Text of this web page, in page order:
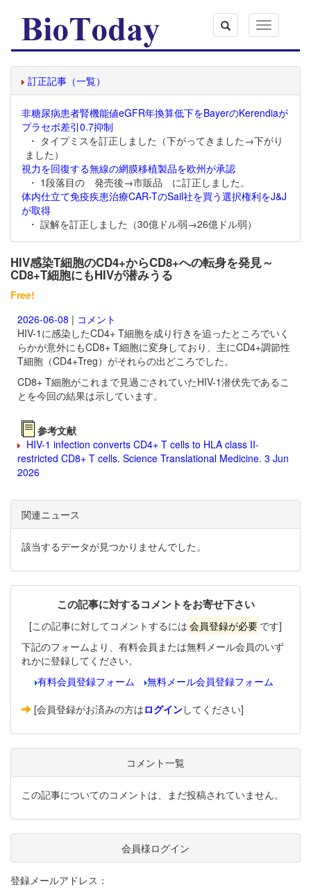
Toggle
navigation
訂正記事（一覧）
非糖尿病患者腎機能値eGFR年換算低下をBayerのKerendiaが
プラセボ差引0.7抑制
・ タイプミスを訂正しました（下がってきました→下がり
ました）
視力を回復する無線の網膜移植製品を欧州が承認
・ 1段落目の 発売後→市販品 に訂正しました。
体内仕立て免疫疾患治療CAR-TのSail社を買う選択権利をJ&J
が取得
・ 誤解を訂正しました（30億ドル弱→26億ドル弱）
HIV感染T細胞のCD4+からCD8+への転身を発見～
CD8+T細胞にもHIVが潜みうる
Free!
2026-06-08 | コメント
HIV-1に感染したCD4+ T細胞を成り行きを追ったところでいく
らかが意外にもCD8+ T細胞に変身しており、主にCD4+調節性
T細胞（CD4+Treg）がそれらの出どころでした。
CD8+ T細胞がこれまで見過ごされていたHIV-1潜伏先であるこ
とを今回の結果は示しています。
参考文献
HIV-1 infection converts CD4+ T cells to HLA class II-
restricted CD8+ T cells. Science Translational Medicine. 3 Jun
2026
関連ニュース
該当するデータが見つかりませんでした。
この記事に対するコメントをお寄せ下さい
[この記事に対してコメントするには 会員登録が必要 です]
下記のフォームより、有料会員または無料メール会員のいず
れかに登録してください。
有料会員登録フォーム
無料メール会員登録フォーム
[会員登録がお済みの方はログインしてください]
コメント一覧
この記事についてのコメントは、まだ投稿されていません。
会員様ログイン
登録メールアドレス：